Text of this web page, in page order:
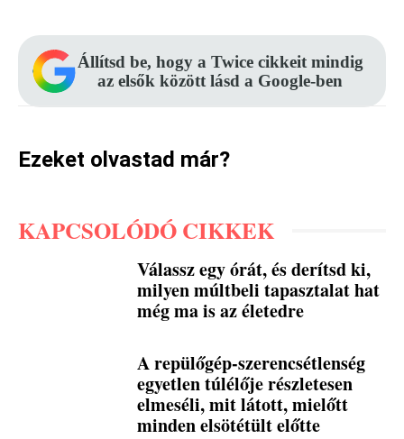
Állítsd be, hogy a Twice cikkeit mindig
az elsők között lásd a Google-ben
Ezeket olvastad már?
KAPCSOLÓDÓ CIKKEK
Válassz egy órát, és derítsd ki,
milyen múltbeli tapasztalat hat
még ma is az életedre
A repülőgép-szerencsétlenség
egyetlen túlélője részletesen
elmeséli, mit látott, mielőtt
minden elsötétült előtte